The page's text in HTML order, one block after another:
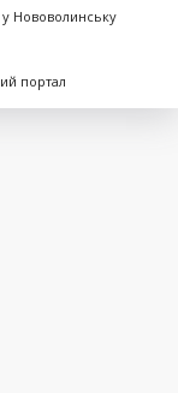
Нововолинську
портал